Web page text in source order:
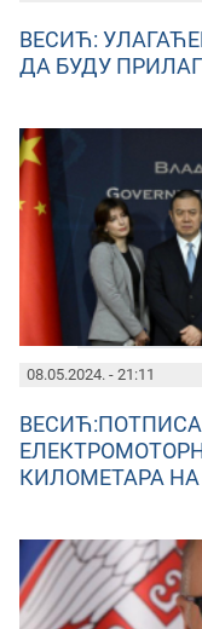
ВЕСИЋ:
ДА БУДУ
08.05.2024. - 21:11
КИЛОМЕТАРА